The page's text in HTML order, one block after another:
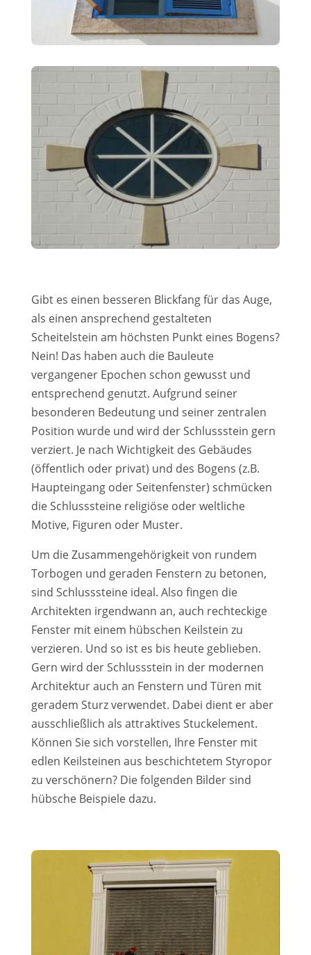
Gibt es einen besseren Blickfang für das Auge,
als einen ansprechend gestalteten
Scheitelstein am höchsten Punkt eines Bogens?
Nein! Das haben auch die Bauleute
vergangener Epochen schon gewusst und
entsprechend genutzt. Aufgrund seiner
besonderen Bedeutung und seiner zentralen
Position wurde und wird der Schlussstein gern
verziert. Je nach Wichtigkeit des Gebäudes
(öffentlich oder privat) und des Bogens (z.B.
Haupteingang oder Seitenfenster) schmücken
die Schlusssteine religiöse oder weltliche
Motive, Figuren oder Muster.
Um die Zusammengehörigkeit von rundem
Torbogen und geraden Fenstern zu betonen,
sind Schlusssteine ideal. Also fingen die
Architekten irgendwann an, auch rechteckige
Fenster mit einem hübschen Keilstein zu
verzieren. Und so ist es bis heute geblieben.
Gern wird der Schlussstein in der modernen
Architektur auch an Fenstern und Türen mit
geradem Sturz verwendet. Dabei dient er aber
ausschließlich als attraktives Stuckelement.
Können Sie sich vorstellen, Ihre Fenster mit
edlen Keilsteinen aus beschichtetem Styropor
zu verschönern? Die folgenden Bilder sind
hübsche Beispiele dazu.